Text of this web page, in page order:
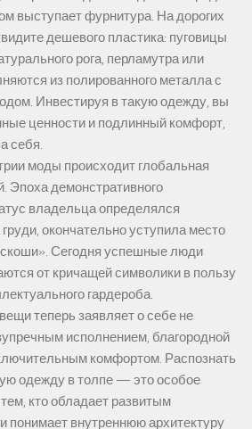
выступает фурнитура. На дорогих
дешевого пластика: пуговицы
рога, перламутра или
из полированного металла с
Инвестируя в такую одежду, вы
ценности и подлинный комфорт,
себя.
моды происходит глобальная
Эпоха демонстративного
владельца определялся
окончательно уступила место
Сегодня успешные люди
от кричащей символики в пользу
гардероба.
теперь заявляет о себе не
исполнением, благородной
комфортом. Распознать
одежду в толпе — это особое
кто обладает развитым
понимает внутреннюю архитектуру